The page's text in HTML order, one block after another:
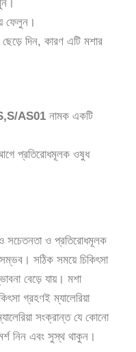
ফেলুন।
ছেড়ে দিন, কারণ এটি মশার
AS01 নামক একটি
প্রতিরোধমূলক ওষুধ
সচেতনতা ও প্রতিরোধমূলক
সঠিক সময়ে চিকিৎসা
বেড়ে যায়। মশা
গ্রহণই ম্যালেরিয়া
সংক্রান্ত যে কোনো
নিন এবং সুস্থ থাকুন।